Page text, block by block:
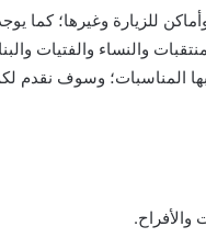
للزيارة وغيرها؛ كما
والنساء والفتيات